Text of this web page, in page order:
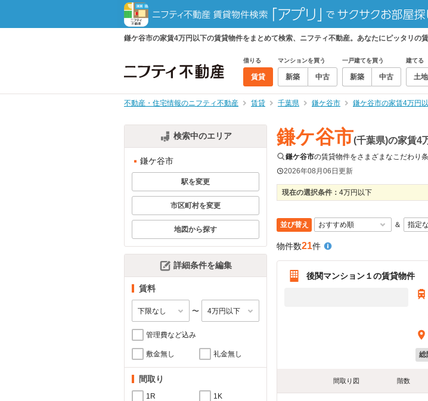
鎌ケ谷市の家賃4万円以下の賃貸物件をまとめて検索、ニフティ不動産。あなたにピッタリの
借りる
賃貸
マンションを買う
新築 中古
一戸建てを買う
新築 中古
建てる
土地
不動産・住宅情報のニフティ不動産 賃貸 千葉県 鎌ケ谷市 鎌ケ谷市の家賃4万円
検索中のエリア
鎌ケ谷市
駅を変更
市区町村を変更
地図から探す
詳細条件を編集
賃料
〜
管理費など込み
敷金無し 礼金無し
間取り
1R 1K
鎌ケ谷市(千葉県)の家賃4
鎌ケ谷市の賃貸物件をさまざまなこだわり
2026年08月06日更新
現在の選択条件： 4万円以下
並び替え ＆
物件数21件
後関マンション１の賃貸物件
総
間取り図 階数